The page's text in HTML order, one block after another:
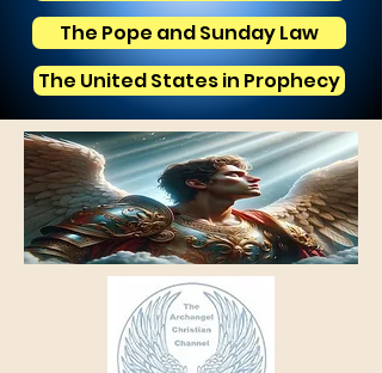
The Pope and Sunday Law
The United States in Prophecy